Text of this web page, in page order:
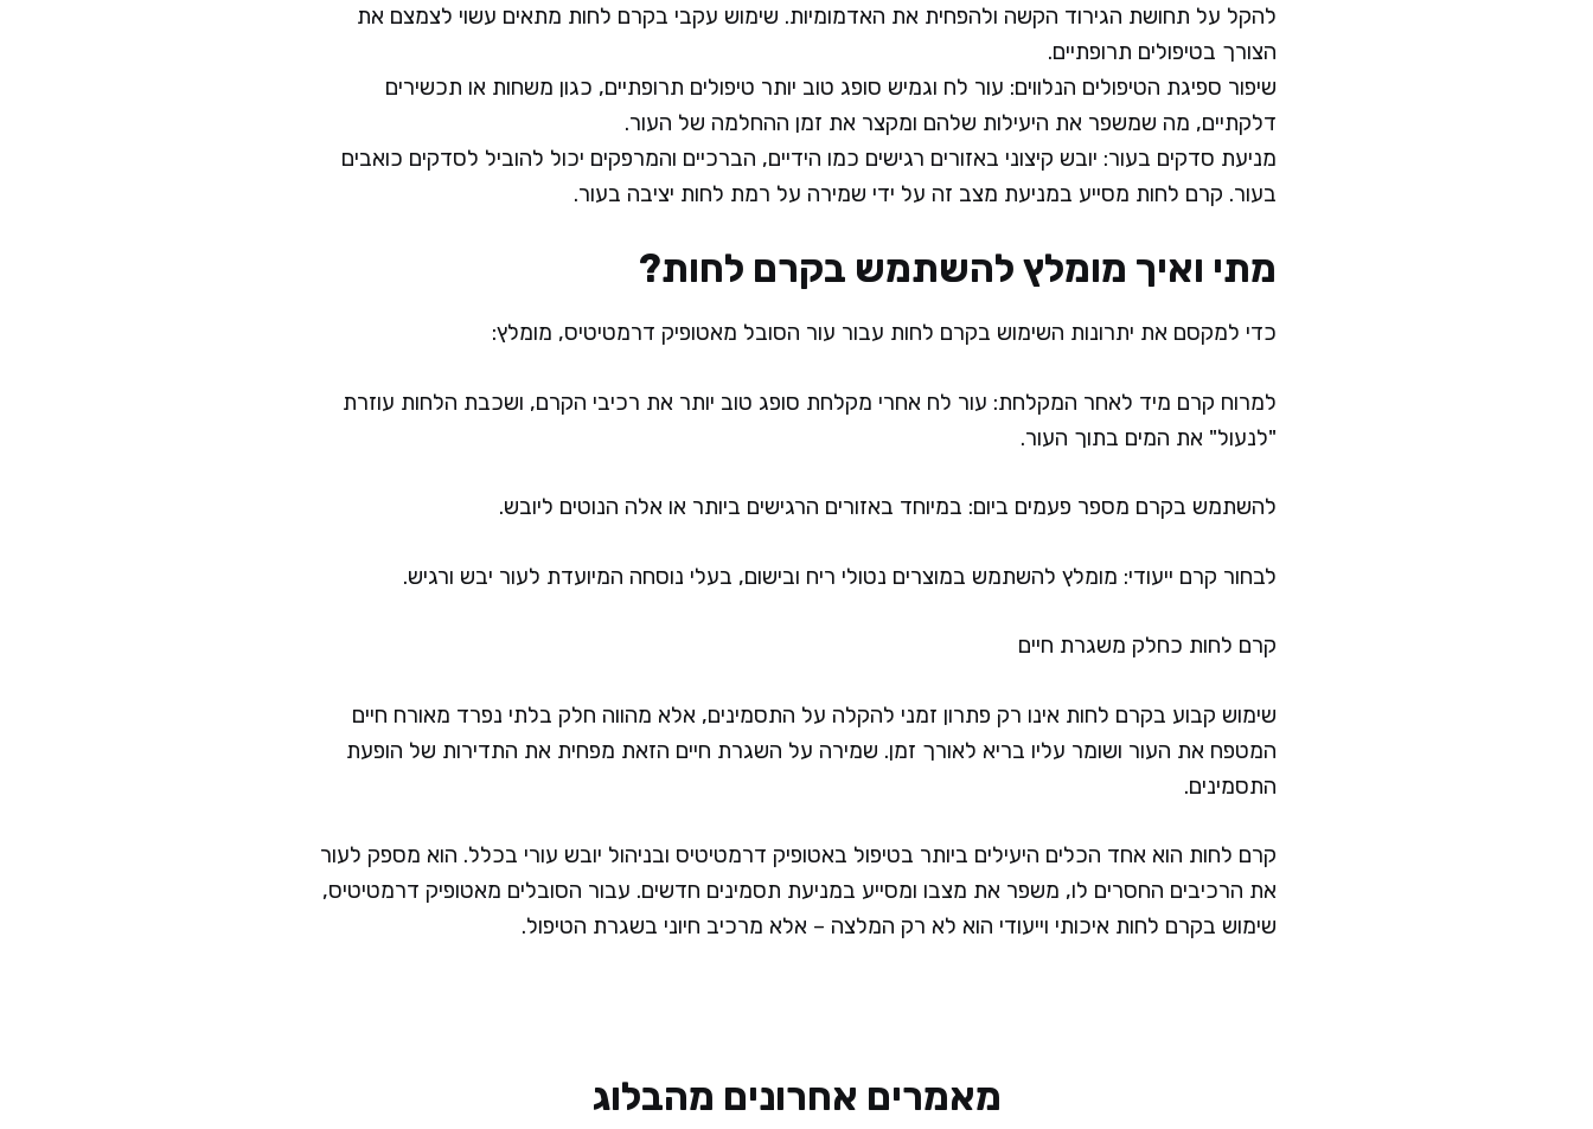
להקל על תחושת הגירוד הקשה ולהפחית את האדמומיות. שימוש עקבי בקרם לחות מתאים עשוי לצמצם את
הצורך בטיפולים תרופתיים.
שיפור ספיגת הטיפולים הנלווים: עור לח וגמיש סופג טוב יותר טיפולים תרופתיים, כגון משחות או תכשירים
דלקתיים, מה שמשפר את היעילות שלהם ומקצר את זמן ההחלמה של העור.
מניעת סדקים בעור: יובש קיצוני באזורים רגישים כמו הידיים, הברכיים והמרפקים יכול להוביל לסדקים כואבים
בעור. קרם לחות מסייע במניעת מצב זה על ידי שמירה על רמת לחות יציבה בעור.
מתי ואיך מומלץ להשתמש בקרם לחות?
כדי למקסם את יתרונות השימוש בקרם לחות עבור עור הסובל מאטופיק דרמטיטיס, מומלץ:
למרוח קרם מיד לאחר המקלחת: עור לח אחרי מקלחת סופג טוב יותר את רכיבי הקרם, ושכבת הלחות עוזרת
"לנעול" את המים בתוך העור.
להשתמש בקרם מספר פעמים ביום: במיוחד באזורים הרגישים ביותר או אלה הנוטים ליובש.
לבחור קרם ייעודי: מומלץ להשתמש במוצרים נטולי ריח ובישום, בעלי נוסחה המיועדת לעור יבש ורגיש.
קרם לחות כחלק משגרת חיים
שימוש קבוע בקרם לחות אינו רק פתרון זמני להקלה על התסמינים, אלא מהווה חלק בלתי נפרד מאורח חיים
המטפח את העור ושומר עליו בריא לאורך זמן. שמירה על השגרת חיים הזאת מפחית את התדירות של הופעת
התסמינים.
קרם לחות הוא אחד הכלים היעילים ביותר בטיפול באטופיק דרמטיטיס ובניהול יובש עורי בכלל. הוא מספק לעור
את הרכיבים החסרים לו, משפר את מצבו ומסייע במניעת תסמינים חדשים. עבור הסובלים מאטופיק דרמטיטיס,
שימוש בקרם לחות איכותי וייעודי הוא לא רק המלצה – אלא מרכיב חיוני בשגרת הטיפול.
מאמרים אחרונים מהבלוג